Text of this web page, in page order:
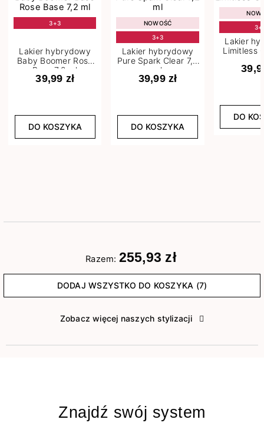
3+3
Lakier hybrydowy
Baby Boomer Rose
Base 7,2 ml
39,99 zł
DO KOSZYKA
NOWOŚĆ
3+3
Lakier hybrydowy
Pure Spark Clear 7,2
ml
39,99 zł
DO KOSZYKA
Lakier
Limitless
DO
Razem: 255,93 zł
DODAJ WSZYSTKO DO KOSZYKA (7)
Zobacz więcej naszych stylizacji
Znajdź swój system